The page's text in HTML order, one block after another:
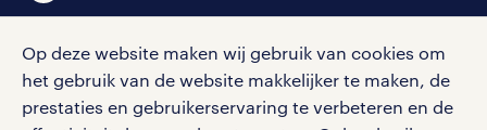
Op deze website maken wij gebruik van cookies om
het gebruik van de website makkelijker te maken, de
prestaties en gebruikerservaring te verbeteren en de
social media